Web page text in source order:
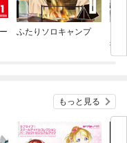
ふたりソロキャンプ
行
が
もっと見る